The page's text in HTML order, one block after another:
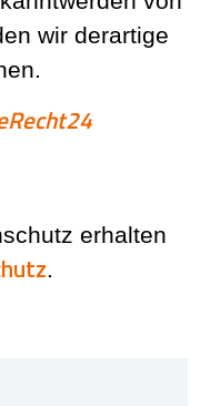
wir derartige
erhalten
.